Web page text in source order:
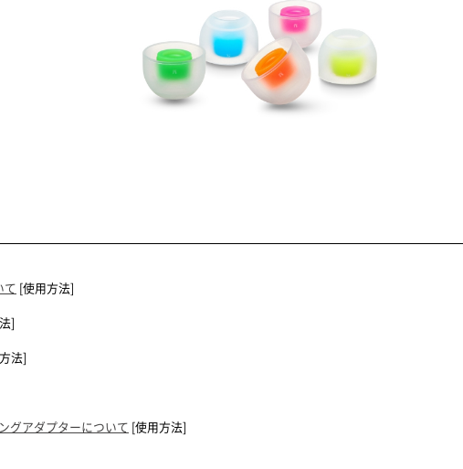
て [使用方法]
]
法]
グアダプターについて [使用方法]